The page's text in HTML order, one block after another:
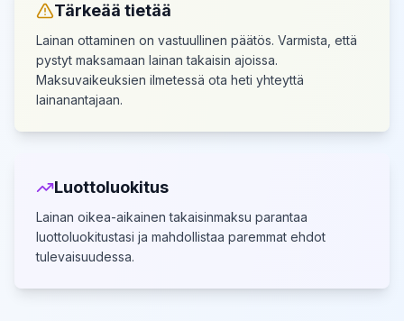
Tärkeää tietää
Lainan ottaminen on vastuullinen päätös. Varmista, että
pystyt maksamaan lainan takaisin ajoissa.
Maksuvaikeuksien ilmetessä ota heti yhteyttä
lainanantajaan.
Luottoluokitus
Lainan oikea-aikainen takaisinmaksu parantaa
luottoluokitustasi ja mahdollistaa paremmat ehdot
tulevaisuudessa.